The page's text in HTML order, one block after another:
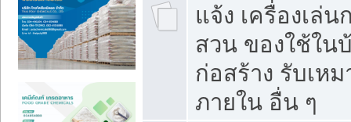
แจ้ง เครื่องเล่น
สวน ของใช้ใน
ก่อสร้าง รับเห
ภายใน อื่น ๆ